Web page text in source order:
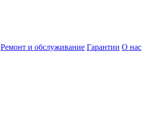
Ремонт и обслуживание Гарантии О нас